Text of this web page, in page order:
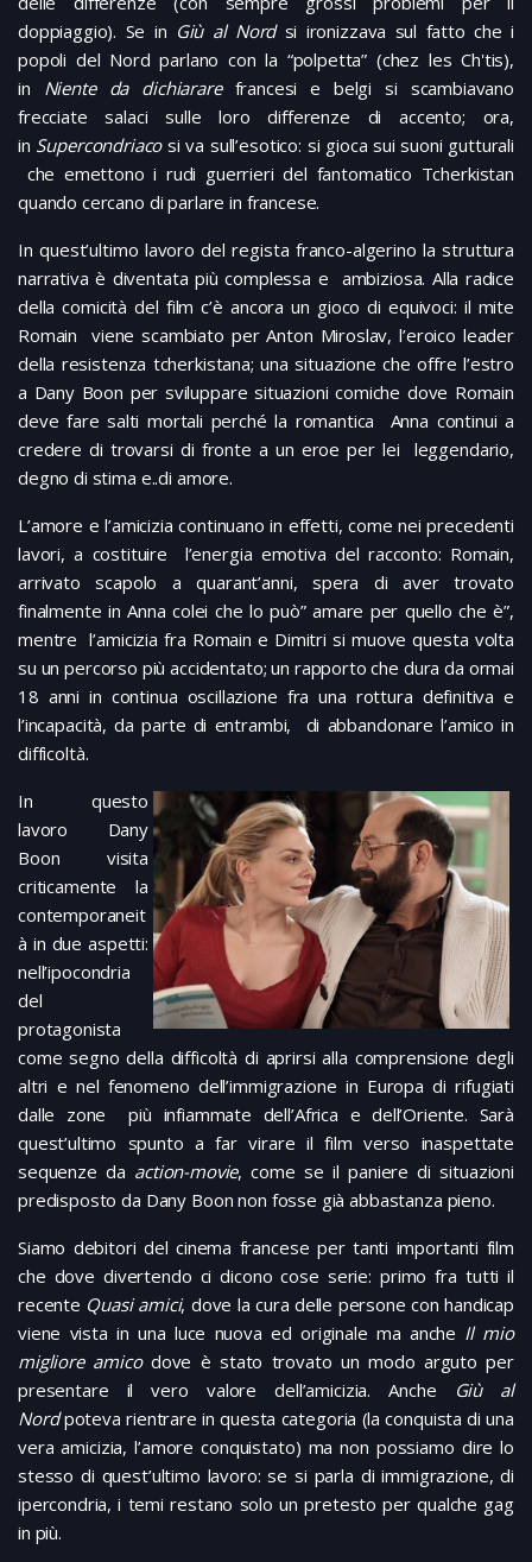
doppiaggio). Se in Giù al Nordsi ironizzava sul fatto che i
popoli del Nord parlano con la “polpetta” (chez les Ch'tis),
in Niente da dichiararefrancesi e belgi si scambiavano
frecciate salaci sulle loro differenze di accento; ora,
in Supercondriacosi va sull’esotico: si gioca sui suoni gutturali
che emettono i rudi guerrieri del fantomatico Tcherkistan
quando cercano di parlare in francese.
In quest’ultimo lavoro del regista franco-algerino la struttura
narrativa è diventata più complessa e ambiziosa. Alla radice
della comicità del film c’è ancora un gioco di equivoci: il mite
Romain viene scambiato per Anton Miroslav, l’eroico leader
della resistenza tcherkistana; una situazione che offre l’estro
a Dany Boon per sviluppare situazioni comiche dove Romain
deve fare salti mortali perché la romantica Anna continui a
credere di trovarsi di fronte a un eroe per lei leggendario,
degno di stima e..di amore.
L’amore e l’amicizia continuano in effetti, come nei precedenti
lavori, a costituire l’energia emotiva del racconto: Romain,
arrivato scapolo a quarant’anni, spera di aver trovato
finalmente in Anna colei che lo può” amare per quello che è”,
mentre l’amicizia fra Romain e Dimitri si muove questa volta
su un percorso più accidentato; un rapporto che dura da ormai
18 anni in continua oscillazione fra una rottura definitiva e
l’incapacità, da parte di entrambi, di abbandonare l’amico in
difficoltà.
In questo
lavoro Dany
Boon visita
criticamente la
contemporaneit
à in due aspetti:
nell’ipocondria
del
protagonista
come segno della difficoltà di aprirsi alla comprensione degli
altri e nel fenomeno dell’immigrazione in Europa di rifugiati
dalle zone più infiammate dell’Africa e dell’Oriente. Sarà
quest’ultimo spunto a far virare il film verso inaspettate
sequenze da action-movie, come se il paniere di situazioni
predisposto da Dany Boon non fosse già abbastanza pieno.
Siamo debitori del cinema francese per tanti importanti film
che dove divertendo ci dicono cose serie: primo fra tutti il
recente Quasi amici, dove la cura delle persone con handicap
viene vista in una luce nuova ed originale ma anche Il mio
migliore amicodove è stato trovato un modo arguto per
presentare il vero valore dell’amicizia. Anche
Giù al
Nordpoteva rientrare in questa categoria (la conquista di una
vera amicizia, l’amore conquistato) ma non possiamo dire lo
stesso di quest’ultimo lavoro: se si parla di immigrazione, di
ipercondria, i temi restano solo un pretesto per qualche gag
in più.